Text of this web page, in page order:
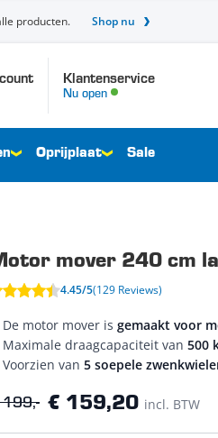
producten. Shop nu
Klantenservice
Nu open
Oprijplaat Sale
mover 240 cm
4.45/5(129 Reviews)
motor mover is gemaakt voor
draagcapaciteit van 500
van 5 soepele
€ 159,20 incl. BTW